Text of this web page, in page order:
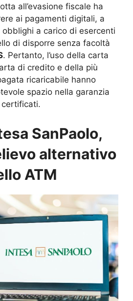
all’evasione fiscale ha
ai pagamenti digitali, a
a carico di esercenti
di disporre senza facoltà
. Pertanto, l’uso della carta
di credito e della più
ricaricabile hanno
spazio nella garanzia
SanPaolo,
alternativo
ATM